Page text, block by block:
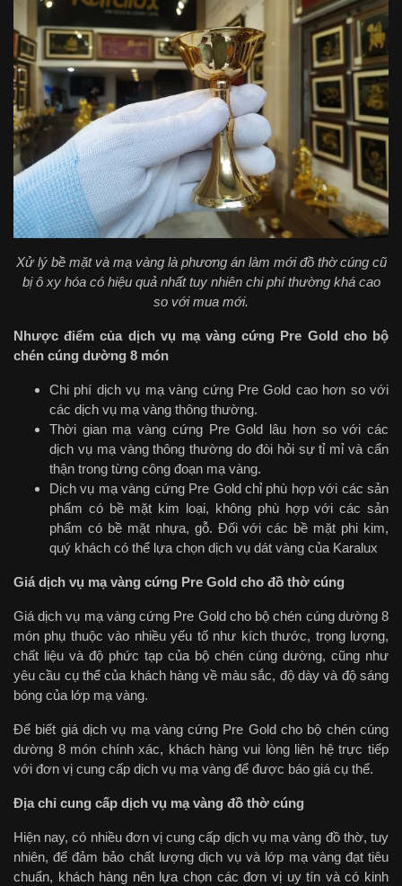
Xử lý bề mặt và mạ vàng là phương án làm mới đồ thờ cúng cũ
bị ô xy hóa có hiệu quả nhất tuy nhiên chi phí thường khá cao
so với mua mới.
Nhược điểm của dịch vụ mạ vàng cứng Pre Gold cho bộ
chén cúng dường 8 món
Chi phí dịch vụ mạ vàng cứng Pre Gold cao hơn so với
các dịch vụ mạ vàng thông thường.
Thời gian mạ vàng cứng Pre Gold lâu hơn so với các
dịch vụ mạ vàng thông thường do đòi hỏi sự tỉ mỉ và cẩn
thận trong từng công đoạn mạ vàng.
Dịch vụ mạ vàng cứng Pre Gold chỉ phù hợp với các sản
phẩm có bề mặt kim loại, không phù hợp với các sản
phẩm có bề mặt nhựa, gỗ. Đối với các bề mặt phi kim,
quý khách có thể lựa chọn dịch vụ dát vàng của Karalux
Giá dịch vụ mạ vàng cứng Pre Gold cho đồ thờ cúng
Giá dịch vụ mạ vàng cứng Pre Gold cho bộ chén cúng dường 8
món phụ thuộc vào nhiều yếu tố như kích thước, trọng lượng,
chất liệu và độ phức tạp của bộ chén cúng dường, cũng như
yêu cầu cụ thể của khách hàng về màu sắc, độ dày và độ sáng
bóng của lớp mạ vàng.
Để biết giá dịch vụ mạ vàng cứng Pre Gold cho bộ chén cúng
dường 8 món chính xác, khách hàng vui lòng liên hệ trực tiếp
với đơn vị cung cấp dịch vụ mạ vàng để được báo giá cụ thể.
Địa chỉ cung cấp dịch vụ mạ vàng đồ thờ cúng
Hiện nay, có nhiều đơn vị cung cấp dịch vụ mạ vàng đồ thờ, tuy
nhiên, để đảm bảo chất lượng dịch vụ và lớp mạ vàng đạt tiêu
chuẩn, khách hàng nên lựa chọn các đơn vị uy tín và có kinh